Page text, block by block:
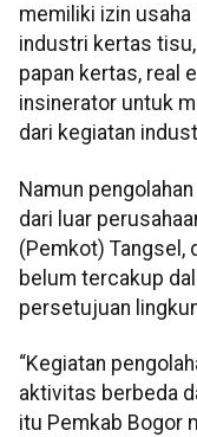
memiliki izin
industri kertas
papan kertas, real
insinerator untuk
dari kegiatan
Namun
dari luar
(Pemkot) Tangsel,
belum tercakup
persetujuan
“Kegiatan
aktivitas berbeda
itu Pemkab Bogor